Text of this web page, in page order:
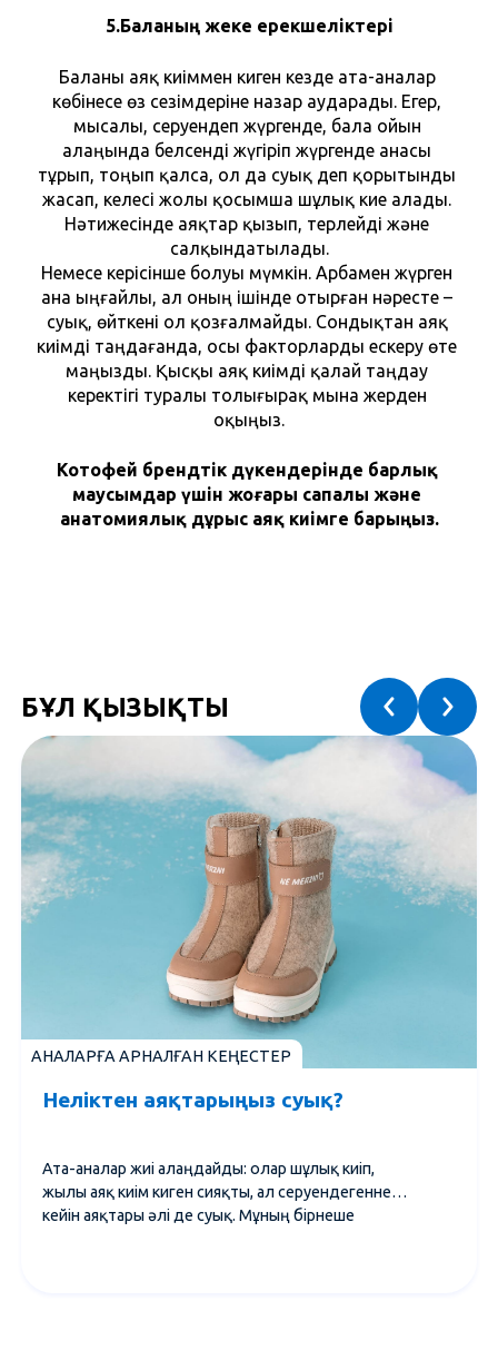
5.Баланың жеке ерекшеліктері
Баланы аяқ киіммен киген кезде ата-аналар
көбінесе өз сезімдеріне назар аударады. Егер,
мысалы, серуендеп жүргенде, бала ойын
алаңында белсенді жүгіріп жүргенде анасы
тұрып, тоңып қалса, ол да суық деп қорытынды
жасап, келесі жолы қосымша шұлық кие алады.
Нәтижесінде аяқтар қызып, терлейді және
салқындатылады.
Немесе керісінше болуы мүмкін. Арбамен жүрген
ана ыңғайлы, ал оның ішінде отырған нәресте –
суық, өйткені ол қозғалмайды. Сондықтан аяқ
киімді таңдағанда, осы факторларды ескеру өте
маңызды. Қысқы аяқ киімді қалай таңдау
керектігі туралы толығырақ мына жерден
оқыңыз.
Котофей брендтік дүкендерінде барлық
маусымдар үшін жоғары сапалы және
анатомиялық дұрыс аяқ киімге барыңыз.
Неліктен аяқтарыңыз суық?
Ата-аналар жиі алаңдайды: олар шұлық киіп,
жылы аяқ киім киген сияқты, ал серуендегеннен
кейін аяқтары әлі де суық. Мұның бірнеше
АНАЛАРҒА АРНАЛҒАН КЕҢЕСТЕР
БҰЛ ҚЫЗЫҚТЫ